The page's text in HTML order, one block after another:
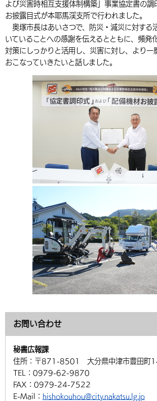
中国語（繁体字）
組織案内
環境・衛生 生涯学習・
選挙 外国人の方
都市整備
手当・助成 健康・医療
相談・支援・情報 計画・施策
観光なび スポットを
遊ぶ・体験する グルメ・食
買う・おみやげ 四季のイベ
市政情報
中津市について 市役所の紹
地方創生・地域活性化 広報・広聴
よび災害時相互支援体制構築」事業協定書の調
お披露目式が本耶馬渓支所で行われました。
奥塚市長はあいさつで、防災・減災に対する
いていることへの感謝を伝えるとともに、頻発
対策にしっかりと活用し、災害に対し、より一
おこなっていきたいと話しました。
お問い合わせ
秘書広報課
住所： 〒871-8501 大分県中津市豊田町
TEL： 0979-62-9870
FAX： 0979-24-7522
E-Mail： hishokouhou@city.nakatsu.lg.jp